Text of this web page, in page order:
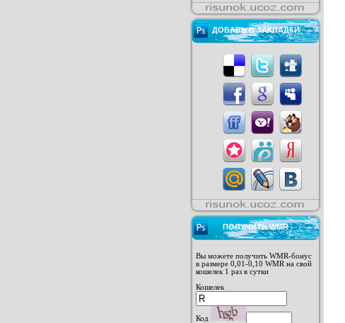
ДОБАВЬ В ЗАКЛАДКИ
ПОЛУЧИТЬ WMR
Вы можете получить WMR-бонус
в размере 0,01-0,10 WMR на свой
кошелек 1 раз в сутки
Кошелек
Код